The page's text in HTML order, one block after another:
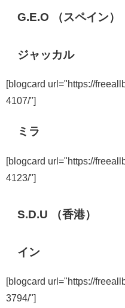
G.E.O （スペイン）
ジャッカル
[blogcard url="https://
4107/"]
ミラ
[blogcard url="https://
4123/"]
S.D.U （香港）
イン
[blogcard url="https://
3794/"]